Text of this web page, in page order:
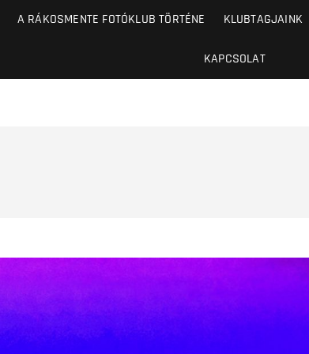
A RÁKOSMENTE FOTÓKLUB TÖRTÉNE KLUBTAGJAINK
KAPCSOLAT